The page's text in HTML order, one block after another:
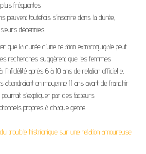
fréquentes
peuvent toutefois s’inscrire dans la durée,
décennies
que la durée d’une relation extraconjugale peut
recherches suggèrent que les femmes
l’infidélité après 6 à 10 ans de relation officielle,
en moyenne 11 ans avant de franchir
s’expliquer par des facteurs
propres à chaque genre.
du trouble histrionique sur une relation amoureuse